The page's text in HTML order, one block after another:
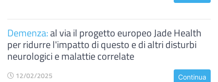
Demenza:al via il progetto europeo Jade Health
per ridurre l'impatto di questo e di altri disturbi
neurologici e malattie correlate
12/02/2025 Continua